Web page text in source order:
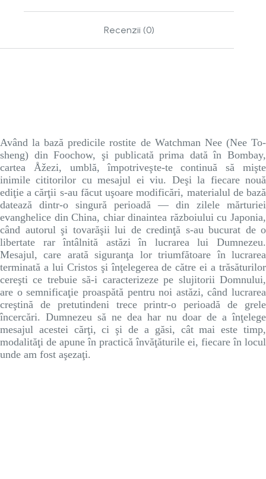
Recenzii (0)
Având la bază predicile rostite de Watchman Nee (Nee To-
sheng) din Foochow, şi publicată prima dată în Bombay,
cartea Åžezi, umblă, împotriveşte-te continuă să mişte
inimile cititorilor cu mesajul ei viu. Deşi la fiecare nouă
ediţie a cărţii s-au făcut uşoare modificări, materialul de bază
datează dintr-o singură perioadă — din zilele mărturiei
evanghelice din China, chiar dinaintea războiului cu Japonia,
când autorul şi tovarăşii lui de credinţă s-au bucurat de o
libertate rar întâlnită astăzi în lucrarea lui Dumnezeu.
Mesajul, care arată siguranţa lor triumfătoare în lucrarea
terminată a lui Cristos şi înţelegerea de către ei a trăsăturilor
cereşti ce trebuie să-i caracterizeze pe slujitorii Domnului,
are o semnificaţie proaspătă pentru noi astăzi, când lucrarea
creştină de pretutindeni trece printr-o perioadă de grele
încercări. Dumnezeu să ne dea har nu doar de a înţelege
mesajul acestei cărţi, ci şi de a găsi, cât mai este timp,
modalităţi de apune în practică învăţăturile ei, fiecare în locul
unde am fost aşezaţi.